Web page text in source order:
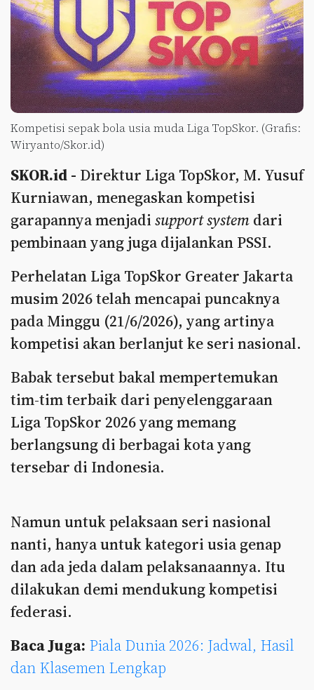
Kompetisi sepak bola usia muda Liga TopSkor. (Grafis:
Wiryanto/Skor.id)
SKOR.id - Direktur Liga TopSkor, M. Yusuf
Kurniawan, menegaskan kompetisi
garapannya menjadi support system dari
pembinaan yang juga dijalankan PSSI.
Perhelatan Liga TopSkor Greater Jakarta
musim 2026 telah mencapai puncaknya
pada Minggu (21/6/2026), yang artinya
kompetisi akan berlanjut ke seri nasional.
Babak tersebut bakal mempertemukan
tim-tim terbaik dari penyelenggaraan
Liga TopSkor 2026 yang memang
berlangsung di berbagai kota yang
tersebar di Indonesia.
Namun untuk pelaksaan seri nasional
nanti, hanya untuk kategori usia genap
dan ada jeda dalam pelaksanaannya. Itu
dilakukan demi mendukung kompetisi
federasi.
Baca Juga: Piala Dunia 2026: Jadwal, Hasil
dan Klasemen Lengkap